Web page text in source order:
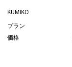
KUMIKO
プラン
価格